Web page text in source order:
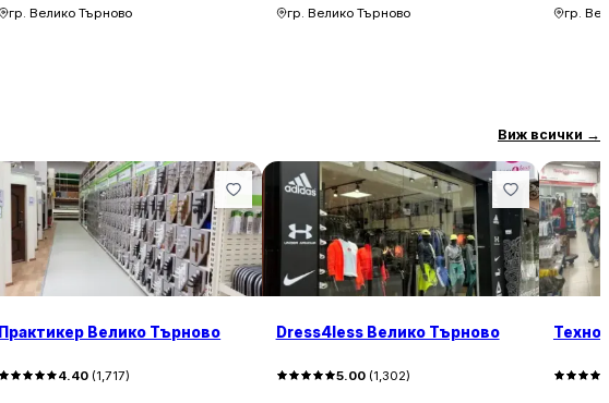
гр. Велико Търново гр. Велико Търново гр.
Виж всички →
Практикер Велико Търново
4.40 (1,717)
Dress4less Велико Търново
5.00(1,302)